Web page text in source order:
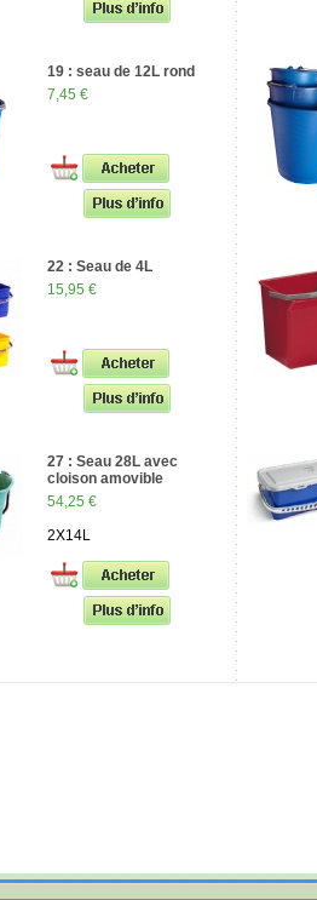
19 : seau de 12L rond
7,45 €
22 : Seau de 4L
15,95 €
27 : Seau 28L avec
cloison amovible
54,25 €
2X14L